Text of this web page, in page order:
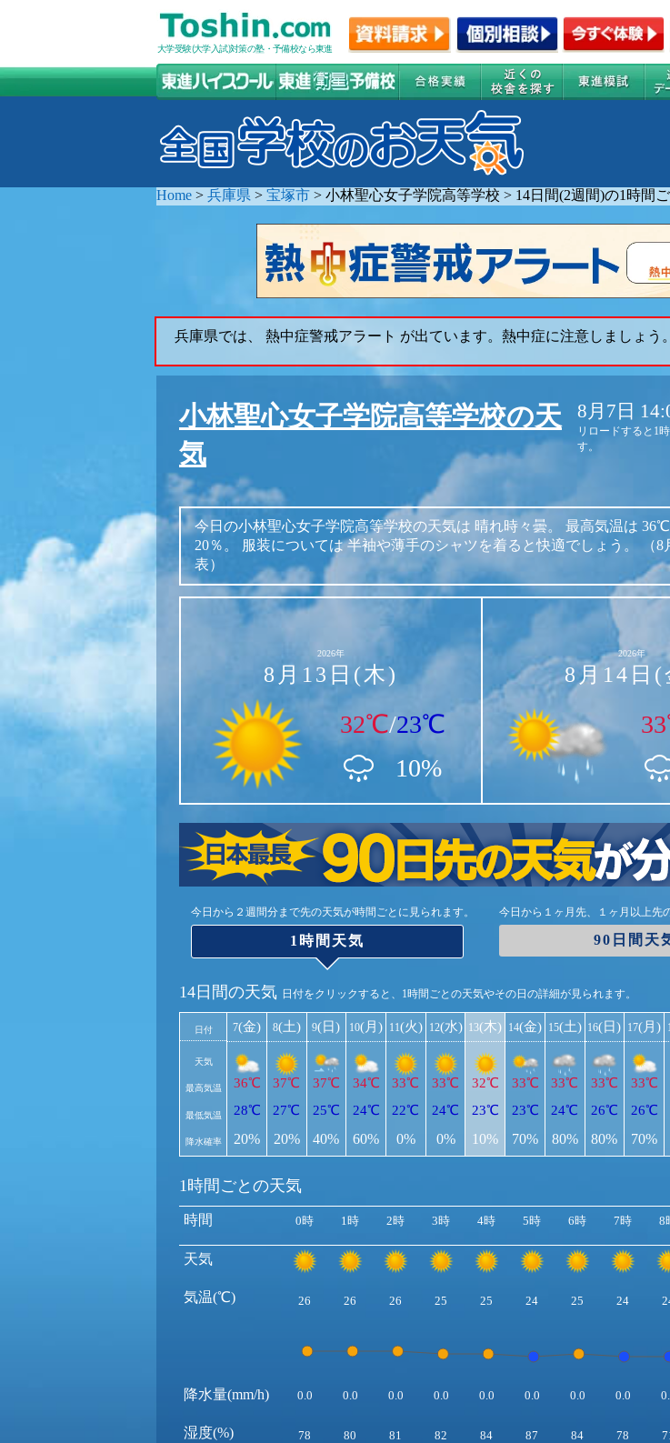
大学受験(大学入試)対策の塾・予備校なら東進
Home > 兵庫県 > 宝塚市 > 小林聖心女子学院高等学校 > 14日間(2週間)の1時間
兵庫県では、 熱中症警戒アラート が出ています。熱中症に注意しましょう。
小林聖心女子学院高等学校の天
気
8月7日
リロードすると1
す。
今日の小林聖心女子学院高等学校の天気は 晴れ時々曇。 最高気温は 36℃
20％。
服装については 半袖や薄手のシャツを着ると快適でしょう。
（
表）
2026年
8月13日(木)
32℃/23℃
10%
2026年
8月14日
今日から２週間分まで先の天気が時間ごとに見られます。
1時間天気
今日から１ヶ月先、１ヶ月以上先
90日間天
14日間の天気 日付をクリックすると、1時間ごとの天気やその日の詳細が見られます。
日付
天気
最高気温
最低気温
降水確率
7(金)
36℃
28℃
20%
8(土)
37℃
27℃
20%
9(日)
37℃
25℃
40%
10(月)
34℃
24℃
60%
11(火)
33℃
22℃
0%
12(水)
33℃
24℃
0%
13(木)
32℃
23℃
10%
14(金)
33℃
23℃
70%
15(土)
33℃
24℃
80%
16(日)
33℃
26℃
80%
17(月)
33℃
26℃
70%
1時間ごとの天気
時間
天気
気温(℃)
降水量(mm/h)
湿度(%)
0時 1時 2時 3時 4時 5時 6時 7時 8
26 26 26 25 25 24 25 24
0.0 0.0 0.0 0.0 0.0 0.0 0.0 0.0
78 80 81 82 84 87 84 78